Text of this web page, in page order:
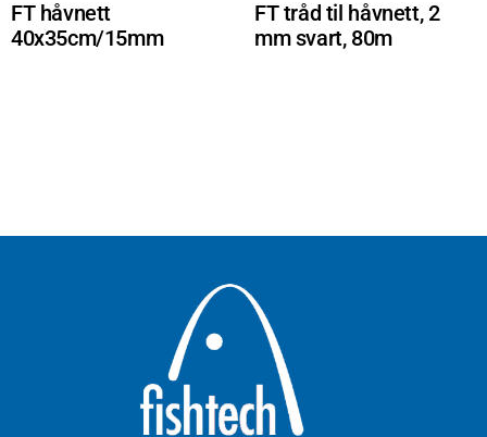
FT håvnett
40x35cm/15mm
FT tråd til håvnett, 2
mm svart, 80m